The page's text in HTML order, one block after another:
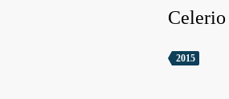
Celerio
2015